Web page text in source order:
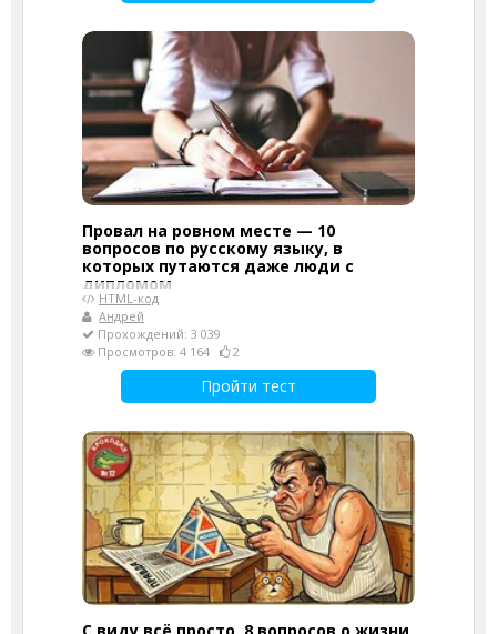
Провал на ровном месте — 10
вопросов по русскому языку, в
которых путаются даже люди с
дипломом
HTML-код
Андрей
Прохождений: 3 039
Просмотров: 4 164
2
Пройти тест
С виду всё просто. 8 вопросов о жизни